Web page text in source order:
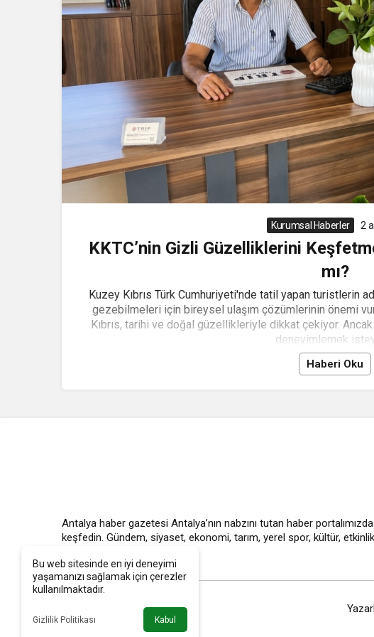
Kurumsal Haberler 2
KKTC’nin Gizli Güzelliklerini
mı?
Kuzey Kıbrıs Türk Cumhuriyeti'nde tatil yapan turistlerin
gezebilmeleri için bireysel ulaşım çözümlerinin önemi
Kıbrıs, tarihi ve doğal güzellikleriyle dikkat çekiyor.
deneyimlemek
Haberi Oku
Bu web sitesinde en iyi deneyimi
yaşamanızı sağlamak için çerezler
kullanılmaktadır.
Gizlilik Politikası Kabul
Antalya haber gazetesi Antalya’nın nabzını tutan haber
keşfedin. Gündem, siyaset, ekonomi, tarım, yerel spor, kültür,